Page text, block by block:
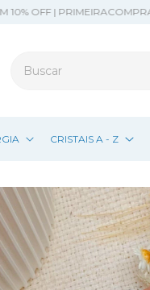
OFF | PRIMEIRACOMPRA
CRISTAIS A - Z